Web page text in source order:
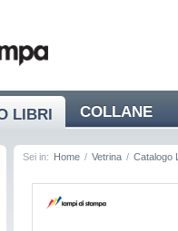
LIBRI COLLANE
Sei in: Home / Vetrina / Catalogo